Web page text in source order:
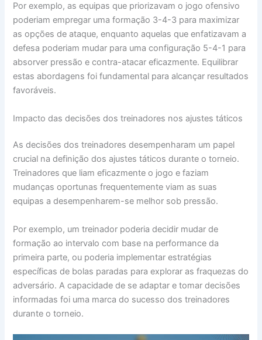
Por exemplo, as equipas que priorizavam o jogo ofensivo
poderiam empregar uma formação 3-4-3 para maximizar
as opções de ataque, enquanto aquelas que enfatizavam a
defesa poderiam mudar para uma configuração 5-4-1 para
absorver pressão e contra-atacar eficazmente. Equilibrar
estas abordagens foi fundamental para alcançar resultados
favoráveis.
Impacto das decisões dos treinadores nos ajustes táticos
As decisões dos treinadores desempenharam um papel
crucial na definição dos ajustes táticos durante o torneio.
Treinadores que liam eficazmente o jogo e faziam
mudanças oportunas frequentemente viam as suas
equipas a desempenharem-se melhor sob pressão.
Por exemplo, um treinador poderia decidir mudar de
formação ao intervalo com base na performance da
primeira parte, ou poderia implementar estratégias
específicas de bolas paradas para explorar as fraquezas do
adversário. A capacidade de se adaptar e tomar decisões
informadas foi uma marca do sucesso dos treinadores
durante o torneio.